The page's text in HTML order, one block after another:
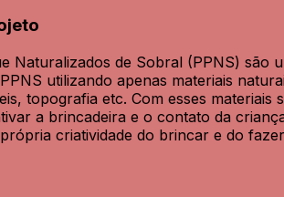
Naturalizados de Sobral (PPNS) são
utilizando apenas materiais
topografia etc. Com esses
a brincadeira e o contato da
criatividade do brincar e do